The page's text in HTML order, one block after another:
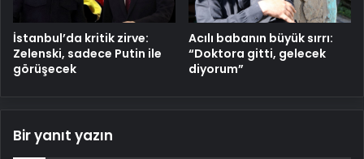
İstanbul’da kritik zirve:
Zelenski, sadece Putin ile
görüşecek
Acılı babanın büyük sırrı:
“Doktora gitti, gelecek
diyorum”
Bir yanıt yazın